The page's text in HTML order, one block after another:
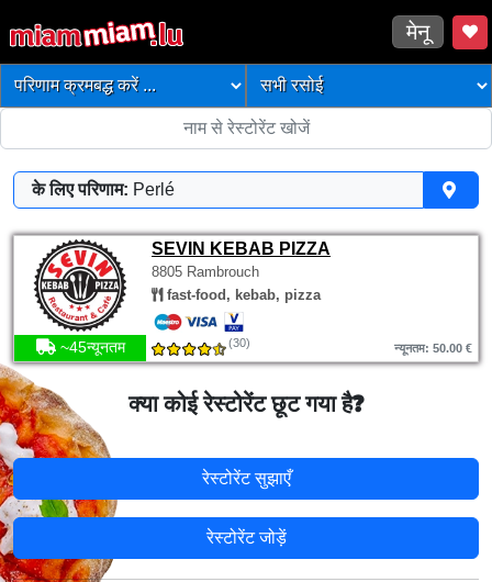
मेनू
के लिए परिणाम: Perlé
SEVIN KEBAB PIZZA
8805 Rambrouch
fast-food, kebab, pizza
~45न्यूनतम (30) न्यूनतम: 50.00 €
क्या कोई रेस्टोरेंट छूट गया है?
रेस्टोरेंट सुझाएँ
रेस्टोरेंट जोड़ें